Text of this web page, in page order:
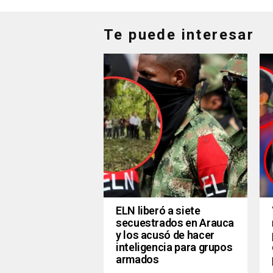
Te puede interesar
ELN liberó a siete
secuestrados en Arauca
y los acusó de hacer
inteligencia para grupos
armados